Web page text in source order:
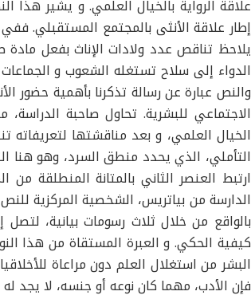
علاقة الرواية بالخيال العلمي. و يشير
إطار علاقة الأنثى بالمجتمع المستقبلي.
يلاحظ تناقص عدد ولادات الإناث بفعل
الدواء إلى سلاح تستغله الشعوب و
والنص عبارة عن رسالة تذكرنا بأهمية حضور
الاجتماعي للبشرية. تحاول صاحبة
الخيال العلمي، و بعد مناقشتها
التأملي، الذي يحدد منطق السرد، وهو هنا
ارتبط العنصر الثاني بالمتانة المنطلقة
الدارسة من بياتريس، الشخصية المركزية
بالواقع من خلال ثلاث رسومات بيانية،
كيفية الحكي. و العبرة المستقاة من هذا
البشر من استغلال العلم دون مراعاة
فإن الأدب، مهما كان نوعه أو جنسه، لا يجد